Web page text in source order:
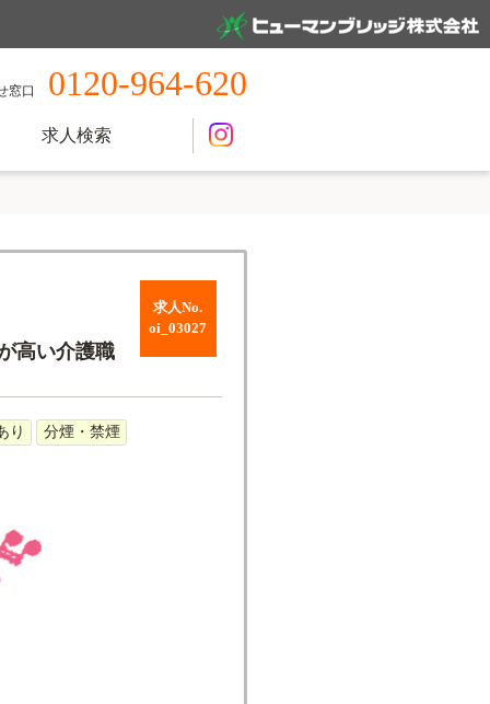
窓口 0120-964-620
求人検索
求人No.
oi_03027
高い介護職
り 分煙・禁煙